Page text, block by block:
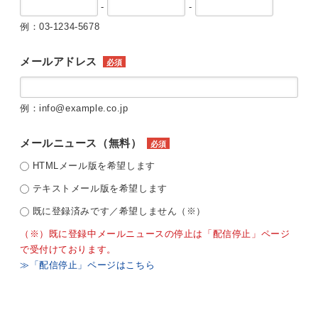
-
-
例：03-1234-5678
メールアドレス 必須
例：info@example.co.jp
メールニュース（無料） 必須
HTMLメール版を希望します
テキストメール版を希望します
既に登録済みです／希望しません（※）
（※）既に登録中メールニュースの停止は「配信停止」ページ
で受付けております。
≫「配信停止」ページはこちら